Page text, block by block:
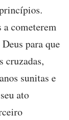
cometerem
para que
cruzadas,
sunitas e
ato